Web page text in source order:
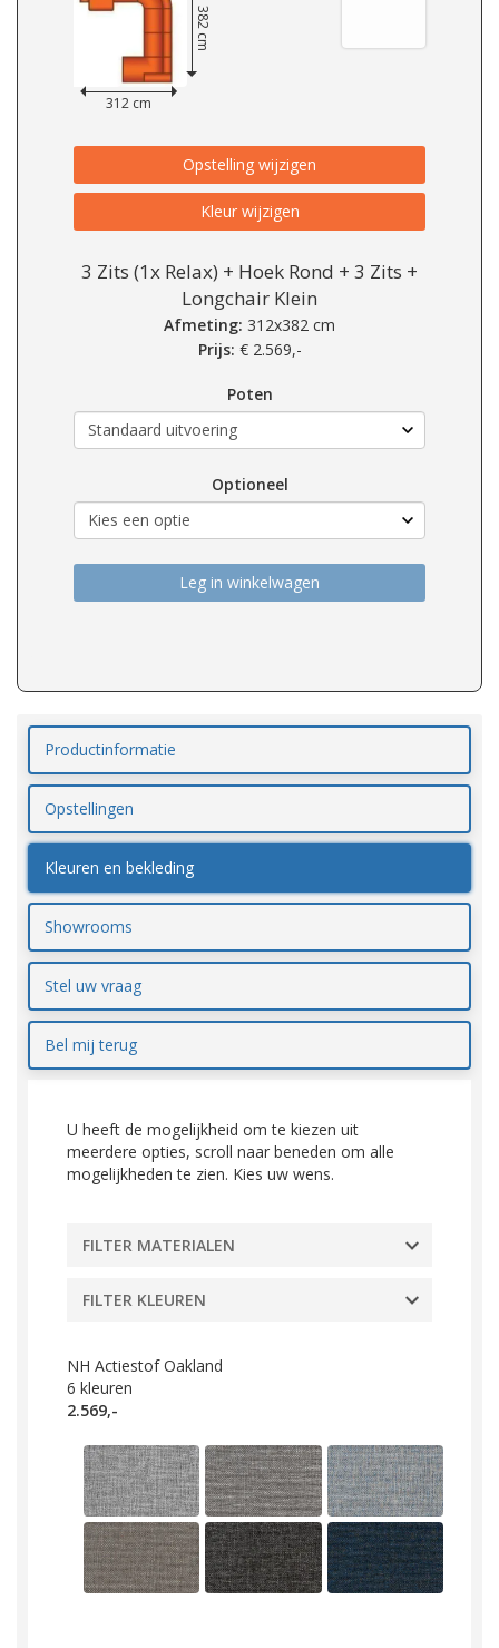
312 cm
382 cm
Opstelling wijzigen
Kleur wijzigen
3 Zits (1x Relax) + Hoek Rond + 3 Zits +
Longchair Klein
Afmeting: 312x382 cm
Prijs: € 2.569,-
Poten
Optioneel
Leg in winkelwagen
Productinformatie
Opstellingen
Kleuren en bekleding
Showrooms
Stel uw vraag
Bel mij terug
U heeft de mogelijkheid om te kiezen uit
meerdere opties, scroll naar beneden om alle
mogelijkheden te zien. Kies uw wens.
FILTER MATERIALEN
FILTER KLEUREN
NH Actiestof Oakland
6 kleuren
2.569,-